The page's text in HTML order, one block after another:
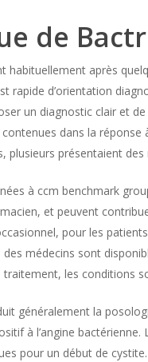
de
habituellement après
d’orientation
un diagnostic clair et
dans la
plusieurs présentaient
à ccm benchmark
et peuvent
pour les
médecins sont
les conditions
généralement la
à l’angine
pour un début de cystite.